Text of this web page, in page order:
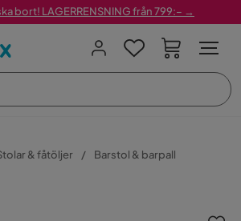
bort! LAGERRENSNING från 799:– →
& fåtöljer Barstol & barpall